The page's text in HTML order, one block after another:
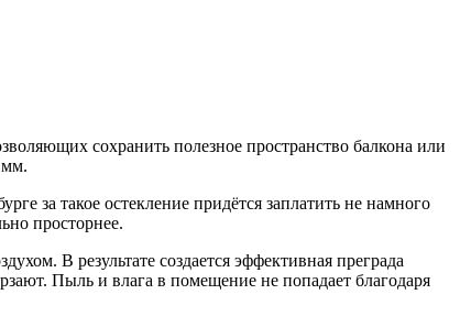
сохранить полезное пространство балкона или
мм.
за такое остекление придётся заплатить не намного
просторнее.
В результате создается эффективная преграда
Пыль и влага в помещение не попадает благодаря